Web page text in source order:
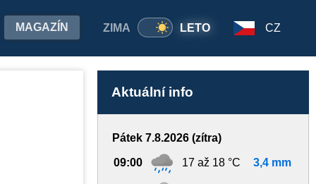
ZIMA LETO
MAGAZÍN CZ
Aktuální info
Pátek 7.8.2026 (zítra)
09:00 17 až 18 °C 3,4 mm